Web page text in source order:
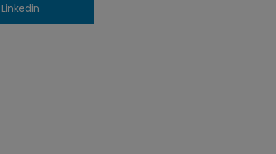
Linkedin